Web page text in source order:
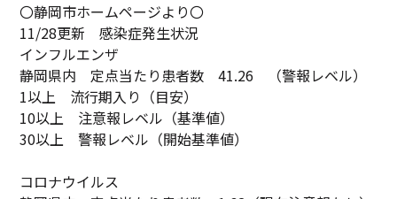
〇静岡市ホームページより〇
11/28更新 感染症発生状況
インフルエンザ
静岡県内 定点当たり患者数 41.26 （警報レベル）
1以上 流行期入り（目安）
10以上 注意報レベル（基準値）
30以上 警報レベル（開始基準値）
コロナウイルス